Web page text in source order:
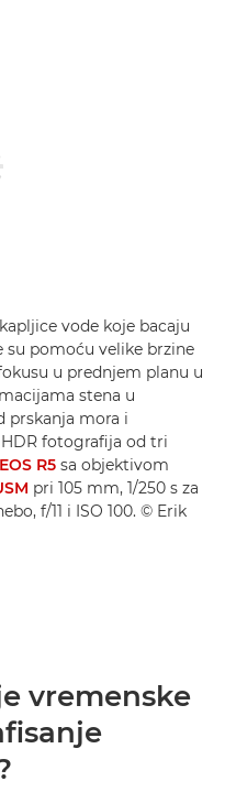
vode koje bacaju
su pomoću velike brzine
u prednjem planu u
stena u
prskanja mora i
fotografija od tri
R5 sa objektivom
pri 105 mm, 1/250 s za
f/11 i ISO 100. © Erik
vremenske